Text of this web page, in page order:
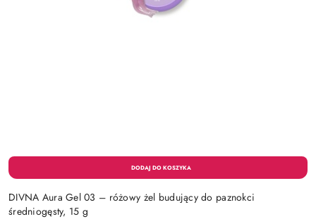
DIVNA Aura Gel 03 – różowy żel budujący do paznokci
średniogęsty, 15 g